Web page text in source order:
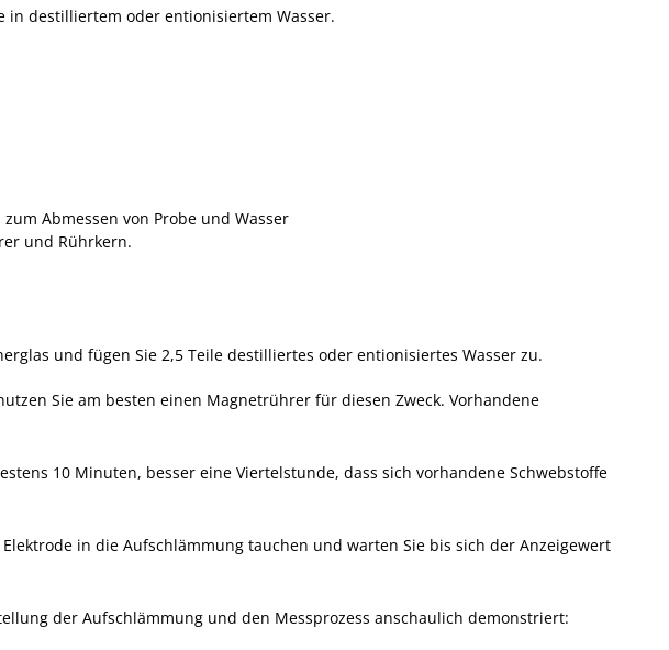
dedizierte Produkte
Anwendung für die
in destilliertem oder entionisiertem Wasser.
Abmessen von Probe und Wasser
und Rührkern.
und fügen Sie 2,5 Teile destilliertes oder entionisiertes Wasser zu.
Sie am besten einen Magnetrührer für diesen Zweck. Vorhandene
10 Minuten, besser eine Viertelstunde, dass sich vorhandene Schwebstoffe
in die Aufschlämmung tauchen und warten Sie bis sich der Anzeigewert
der Aufschlämmung und den Messprozess anschaulich demonstriert: